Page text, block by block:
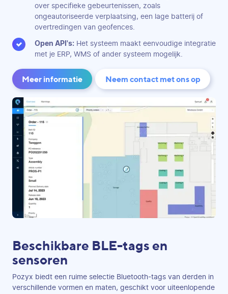
over specifieke gebeurtenissen, zoals
ongeautoriseerde verplaatsing, een lage batterij of
overtredingen van geofences.
Open API's: Het systeem maakt eenvoudige integratie
met je ERP, WMS of ander systeem mogelijk.
Meer informatie Neem contact met ons op
Beschikbare BLE-tags en
sensoren
Pozyx biedt een ruime selectie Bluetooth-tags van derden in
verschillende vormen en maten, geschikt voor uiteenlopende